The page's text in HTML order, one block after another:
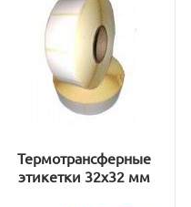
Термотрансферные
этикетки 32x32 мм